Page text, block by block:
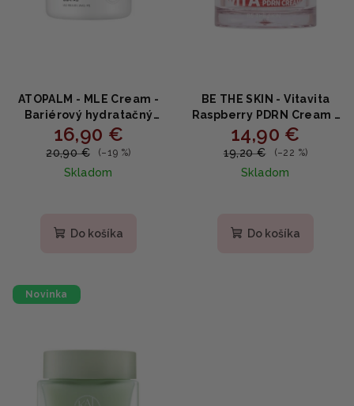
ATOPALM - MLE Cream -
Bariérový hydratačný
krém s MLE a beta-
glukánom 65ml
16,90 €
20,90 € (–19 %)
Skladom
produktu
Do košíka
BE THE SKIN - Vitavita
Raspberry PDRN Cream -
Rozjasňujúci krém s
PDRN, niacínamidom a
malinami 50g
14,90 €
19,20 € (–22 %)
Skladom
Do košíka
Novinka